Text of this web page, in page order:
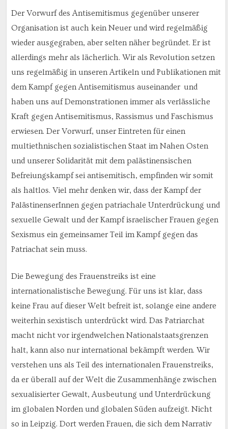
Der Vorwurf des Antisemitismus gegenüber unserer
Organisation ist auch kein Neuer und wird regelmäßig
wieder ausgegraben, aber selten näher begründet. Er ist
allerdings mehr als lächerlich. Wir als Revolution setzen
uns regelmäßig in unseren Artikeln und Publikationen mit
dem Kampf gegen Antisemitismus auseinander und
haben uns auf Demonstrationen immer als verlässliche
Kraft gegen Antisemitismus, Rassismus und Faschismus
erwiesen. Der Vorwurf, unser Eintreten für einen
multiethnischen sozialistischen Staat im Nahen Osten
und unserer Solidarität mit dem palästinensischen
Befreiungskampf sei antisemitisch, empfinden wir somit
als haltlos. Viel mehr denken wir, dass der Kampf der
PalästinenserInnen gegen patriachale Unterdrückung und
sexuelle Gewalt und der Kampf israelischer Frauen gegen
Sexismus ein gemeinsamer Teil im Kampf gegen das
Patriachat sein muss.
Die Bewegung des Frauenstreiks ist eine
internationalistische Bewegung. Für uns ist klar, dass
keine Frau auf dieser Welt befreit ist, solange eine andere
weiterhin sexistisch unterdrückt wird. Das Patriarchat
macht nicht vor irgendwelchen Nationalstaatsgrenzen
halt, kann also nur international bekämpft werden. Wir
verstehen uns als Teil des internationalen Frauenstreiks,
da er überall auf der Welt die Zusammenhänge zwischen
sexualisierter Gewalt, Ausbeutung und Unterdrückung
im globalen Norden und globalen Süden aufzeigt. Nicht
so in Leipzig. Dort werden Frauen, die sich dem Narrativ